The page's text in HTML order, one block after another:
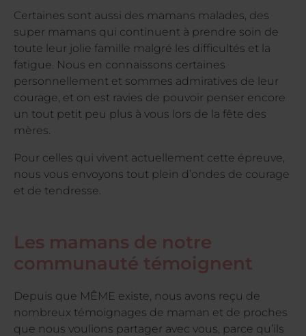
Certaines sont aussi des mamans malades, des
super mamans qui continuent à prendre soin de
toute leur jolie famille malgré les difficultés et la
fatigue. Nous en connaissons certaines
personnellement et sommes admiratives de leur
courage, et on est ravies de pouvoir penser encore
un tout petit peu plus à vous lors de la fête des
mères.
Pour celles qui vivent actuellement cette épreuve,
nous vous envoyons tout plein d’ondes de courage
et de tendresse.
Les mamans de notre
communauté témoignent
Depuis que MÊME existe, nous avons reçu de
nombreux témoignages de maman et de proches
que nous voulions partager avec vous, parce qu’ils